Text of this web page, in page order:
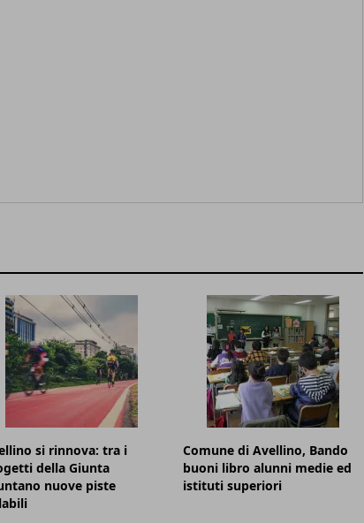
si rinnova: tra i
della Giunta
nuove piste
Comune di Avellino, Bando
buoni libro alunni medie ed
istituti superiori